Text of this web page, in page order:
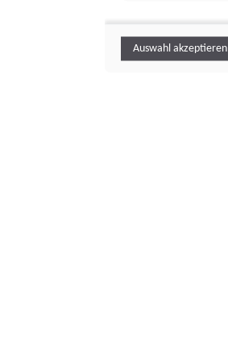
Auswahl akzeptieren